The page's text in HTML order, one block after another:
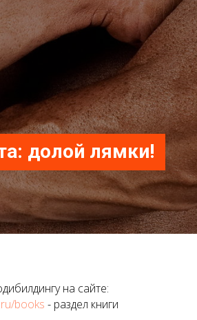
долой лямки!
на сайте:
books - раздел книги